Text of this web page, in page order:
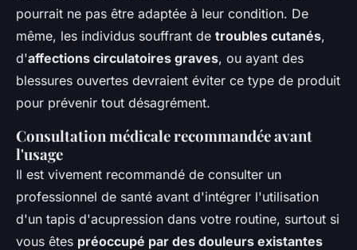
pourrait ne pas être adaptée à leur condition. De
même, les individus souffrant de troubles cutanés,
d'affections circulatoires graves, ou ayant des
blessures ouvertes devraient éviter ce type de produit
pour prévenir tout désagrément.
Consultation médicale recommandée avant
l'usage
Il est vivement recommandé de consulter un
professionnel de santé avant d'intégrer l'utilisation
d'un tapis d'acupression dans votre routine, surtout si
vous êtes préoccupé par des douleurs existantes